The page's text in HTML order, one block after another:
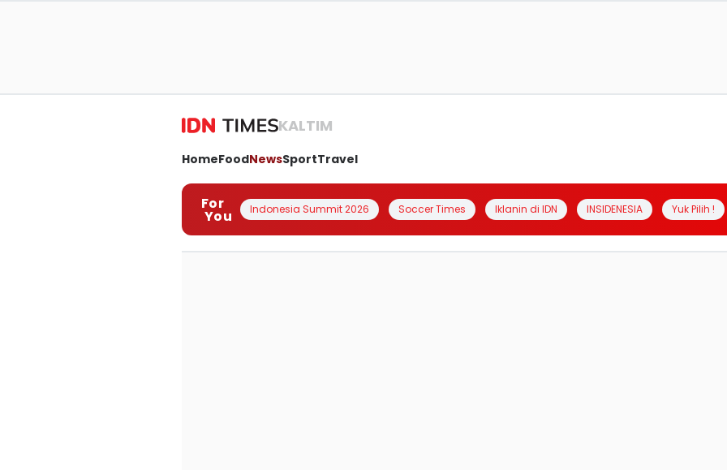
KALTIM
HomeFoodNewsSportTravel
For
You Indonesia Summit 2026 Soccer Times Iklanin di IDN INSIDENESIA Yuk Pilih !